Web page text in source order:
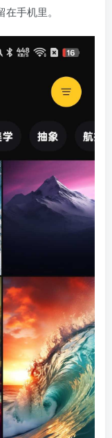
手机里。